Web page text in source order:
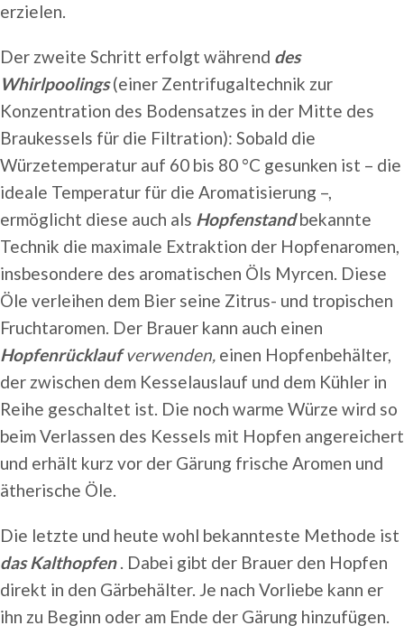
erzielen.
Der zweite Schritt erfolgt während des
Whirlpoolings(einer Zentrifugaltechnik zur
Konzentration des Bodensatzes in der Mitte des
Braukessels für die Filtration): Sobald die
Würzetemperatur auf 60 bis 80 °C gesunken ist – die
ideale Temperatur für die Aromatisierung –,
ermöglicht diese auch als Hopfenstandbekannte
Technik die maximale Extraktion der Hopfenaromen,
insbesondere des aromatischen Öls Myrcen. Diese
Öle verleihen dem Bier seine Zitrus- und tropischen
Fruchtaromen. Der Brauer kann auch einen
Hopfenrücklaufverwenden, einen Hopfenbehälter,
der zwischen dem Kesselauslauf und dem Kühler in
Reihe geschaltet ist. Die noch warme Würze wird so
beim Verlassen des Kessels mit Hopfen angereichert
und erhält kurz vor der Gärung frische Aromen und
ätherische Öle.
Die letzte und heute wohl bekannteste Methode ist
das Kalthopfen. Dabei gibt der Brauer den Hopfen
direkt in den Gärbehälter. Je nach Vorliebe kann er
ihn zu Beginn oder am Ende der Gärung hinzufügen.